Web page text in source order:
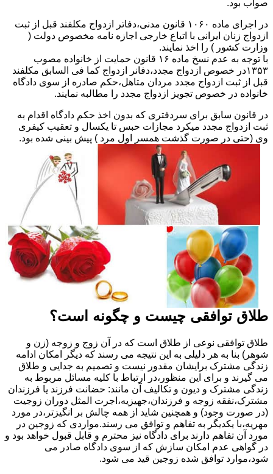
صواب بود.
در اجرای ماده ۱۰۶۰ قانون مدنی،دفاتر ازدواج مکلفند قبل از ثبت
ازدواج زنان ایرانی با اتباع خارجی اجازه نامه مخصوص دولت (
وزارت کشور ) را اخذ نمایند.
با توجه به عدم نسخ ماده ۱۶ قانون حمایت از خانواده مصوب
۱۳۵۳در خصوص ازدواج مجدد،دفانر ازدواج کما فی السابق مکلفند
قبل از ثبت ازدواج مجدد مردان متاهل،حکم صادره از سوی دادگاه
خانواده در خصوص تجویز ازدواج مجدد را مطالبه نمایند.
در قانون سابق برای سردفتری که بدون اخذ حکم دادگاه اقدام به
ثبت ازدواج مجدد میکرد مجازات حبس تا یکسال و تعقیب کیفری
وی (حتی در صورت گذشت همسر اول مرد ) پیش بینی شده بود.
طلاق توافقی چیست و چگونه است؟
طلاق توافقی نوعی از طلاق است که در آن زوج و زوجه (زن و
شوهر) بنا به هر دلیلی به این نتیجه می رسند که دیگر امکان ادامه
زندگی مشترک برایشان مقدور نیست و تصمیم به جدایی و طلاق
می گیرند و برای این منظور،در ارتباط با کلیه مسائل مربوط به
زندگی مشترک و دیون و تکالیف آن مانند: حضانت فرزند یا فرزندان
مشترک،نفقه زوجه و فرزندان،جهیزیه،اجرت المثل دوران زوجیت
(در صورت وجود) و همچنین شاید از همه چالش بر انگیزتر،در مورد
مهریه،با یکدیگر به تفاهم و توافق می رسند.مواردی که زوجین در
مورد آن تفاهم دارند برای دادگاه نیز محترم و قابل قبول خواهد بود و
در گواهی عدم امکان سازش که از سوی دادگاه صادر می
شود،موارد توافق شده زوجین قید می شود.